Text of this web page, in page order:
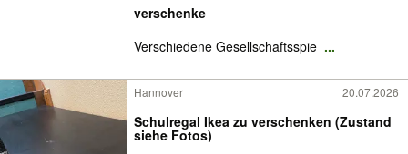
verschenke
Verschiedene Gesellschaftsspie ...
Hannover 20.07.2026
Schulregal Ikea zu verschenken (Zustand
siehe Fotos)